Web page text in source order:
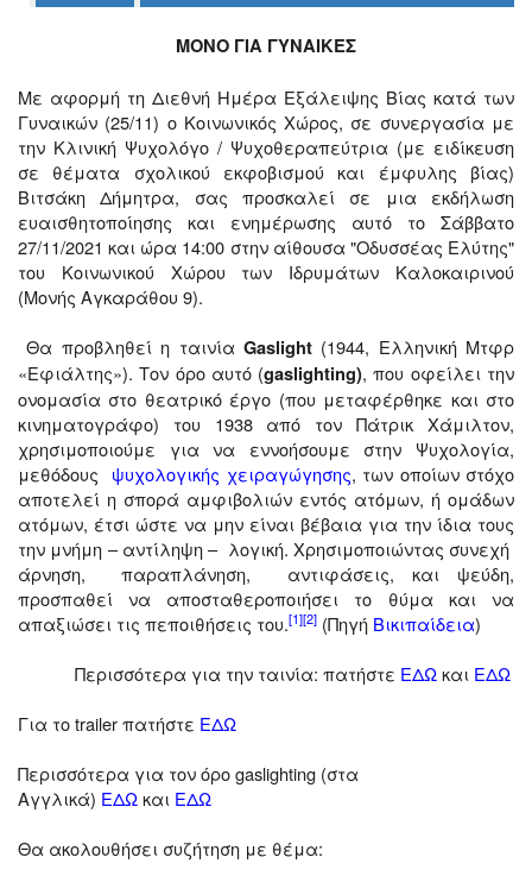
ΤΟΠΟΣ
ΜΑΣ
ΔΗΜΟΣ
ΠΟΛΙΤΙΣΜΟΣ
ΑΝΘΕΚΤΙΚΗ
ΠΟΛΗ
ΜΟΝΟ ΓΙΑ ΓΥΝΑΙΚΕΣ
Με αφορμή τη Διεθνή Ημέρα Εξάλειψης Βίας κατά των
Γυναικών (25/11) ο Κοινωνικός Χώρος, σε συνεργασία με
την Κλινική Ψυχολόγο / Ψυχοθεραπεύτρια (με ειδίκευση
σε θέματα σχολικού εκφοβισμού και έμφυλης βίας)
Βιτσάκη Δήμητρα, σας προσκαλεί σε μια εκδήλωση
ευαισθητοποίησης και ενημέρωσης αυτό το Σάββατο
27/11/2021 και ώρα 14:00 στην αίθουσα "Οδυσσέας Ελύτης"
του Κοινωνικού Χώρου των Ιδρυμάτων Καλοκαιρινού
(Μονής Αγκαράθου 9).
Θα προβληθεί η ταινία Gaslight(1944, Ελληνική Μτφρ
«Εφιάλτης»). Τον όρο αυτό (gaslighting), που οφείλει την
ονομασία στο θεατρικό έργο (που μεταφέρθηκε και στο
κινηματογράφο) του 1938 από τον Πάτρικ Χάμιλτον,
χρησιμοποιούμε για να εννοήσουμε στην Ψυχολογία,
μεθόδους ψυχολογικής χειραγώγησης, των οποίων στόχο
αποτελεί η σπορά αμφιβολιών εντός ατόμων, ή ομάδων
ατόμων, έτσι ώστε να μην είναι βέβαια για την ίδια τους
την μνήμη – αντίληψη – λογική. Χρησιμοποιώντας συνεχή
άρνηση, παραπλάνηση, αντιφάσεις, και ψεύδη,
προσπαθεί να αποσταθεροποιήσει το θύμα και να
απαξιώσει τις πεποιθήσεις του.[1][2] (Πηγή Βικιπαίδεια)
Περισσότερα για την ταινία: πατήστε ΕΔΩκαι ΕΔΩ
Για τοtrailerπατήστε ΕΔΩ
Περισσότερα για τον όροgaslighting (στα
Αγγλικά) ΕΔΩκαι ΕΔΩ
Θα ακολουθήσει συζήτηση με θέμα: